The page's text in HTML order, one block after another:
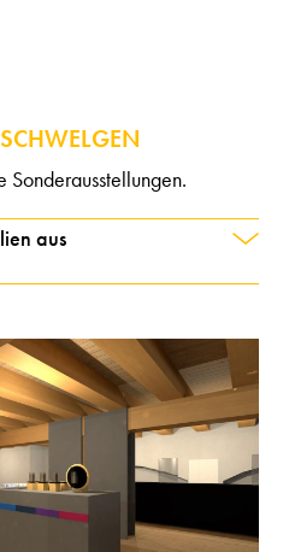
aus